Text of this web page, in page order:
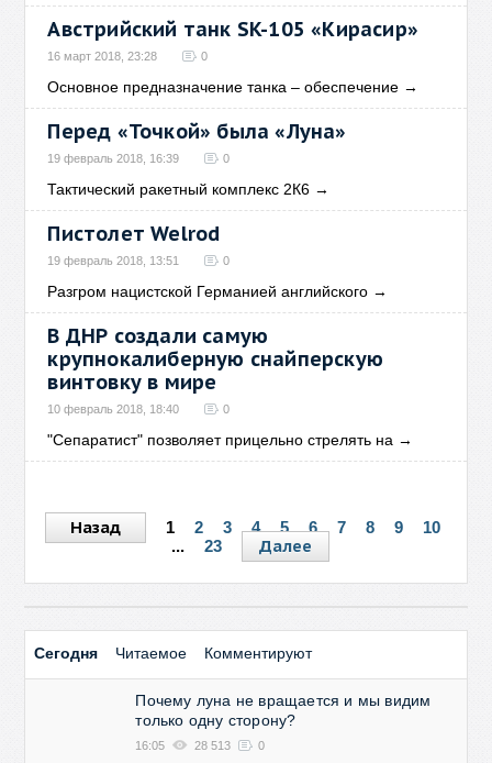
Австрийский танк SK-105 «Кирасир»
16 март 2018, 23:28 0
Основное предназначение танка – обеспечение →
Перед «Точкой» была «Луна»
19 февраль 2018, 16:39 0
Тактический ракетный комплекс 2К6 →
Пистолет Welrod
19 февраль 2018, 13:51 0
Разгром нацистской Германией английского →
В ДНР создали самую
крупнокалиберную снайперскую
винтовку в мире
10 февраль 2018, 18:40 0
"Сепаратист" позволяет прицельно стрелять на →
Назад 1 2 3 4 5 6 7 8 9
10
...
23 Далее
Сегодня Читаемое Комментируют
Почему луна не вращается и мы видим
только одну сторону?
16:05 28 513 0